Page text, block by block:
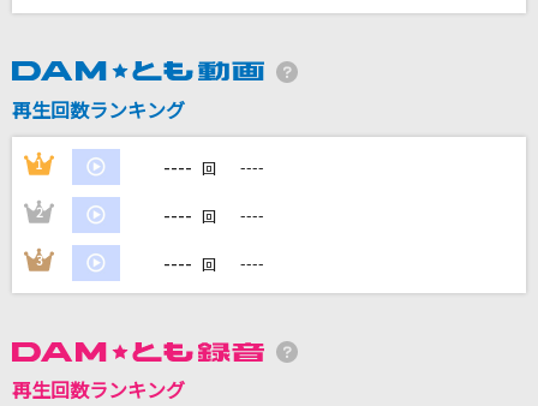
春立ちぬ
光芒
B'z
DAMの新曲・ランキングなど
再生回数ランキング
1 ---- 回 ----
2 ---- 回 ----
3 ---- 回 ----
再生回数ランキング